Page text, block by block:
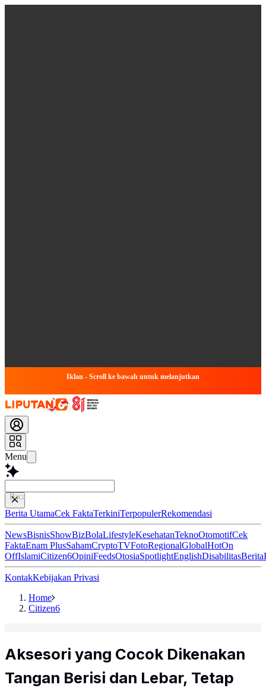
Iklan - Scroll ke bawah untuk melanjutkan
Menu
Baca lebih cepat.
Berita UtamaCek FaktaTerkiniTerpopulerRekomendasi
NewsBisnisShowBizBolaLifestyleKesehatanTeknoOtomotifCek
FaktaEnam PlusSahamCryptoTVFotoRegionalGlobalHotOn
OffIslamiCitizen6OpiniFeedsOtosiaSpotlightEnglishDisabilitasBerita
KontakKebijakan Privasi
Home
Citizen6
Aksesori yang Cocok Dikenakan
Tangan Berisi dan Lebar, Tetap